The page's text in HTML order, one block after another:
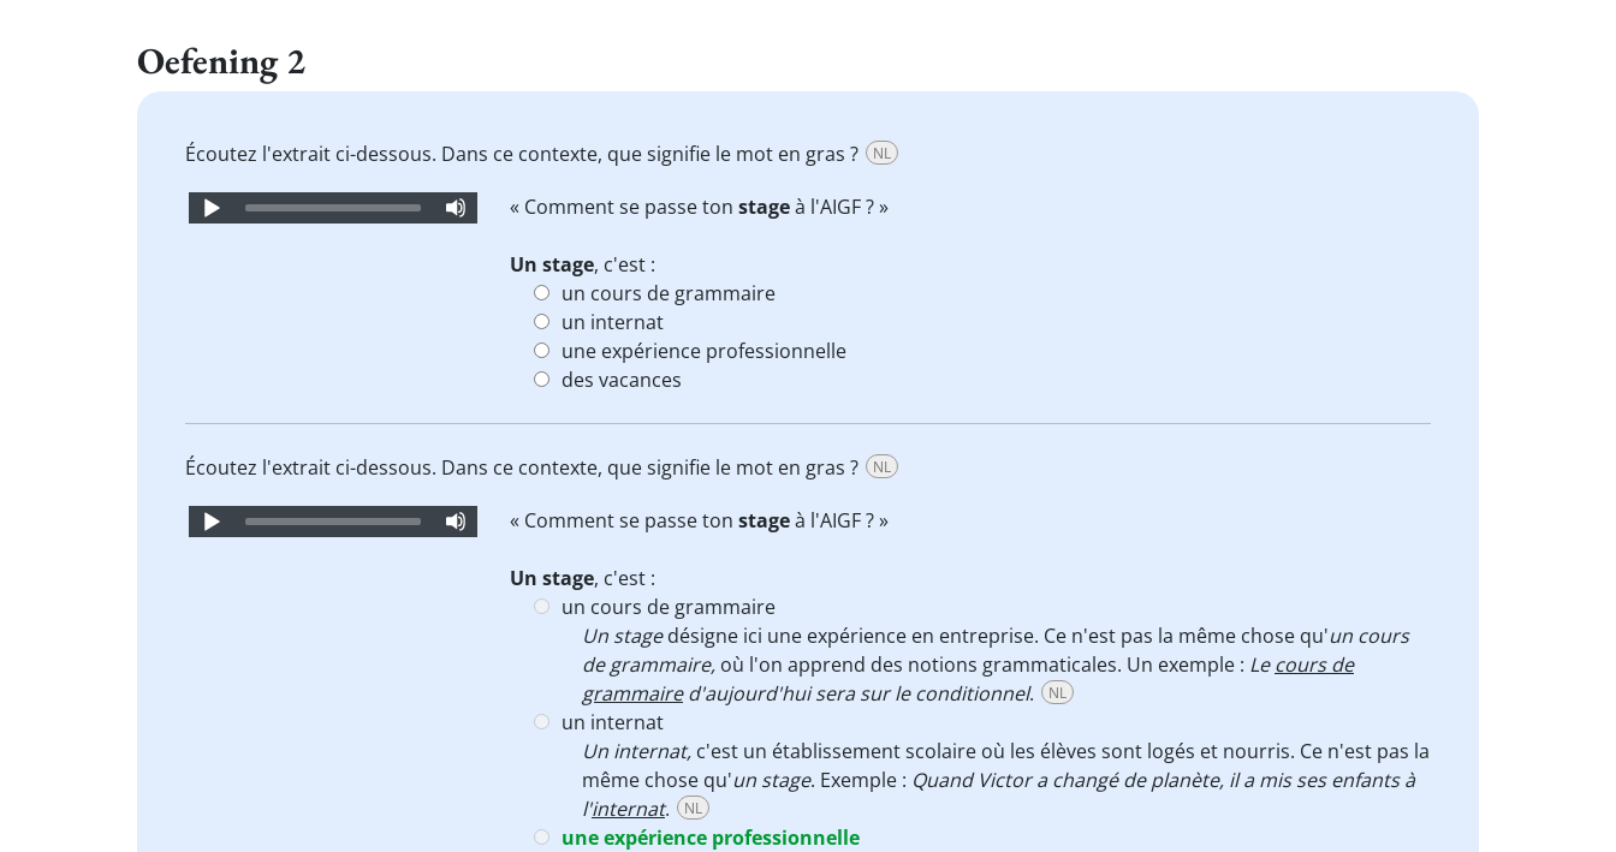
Oefening 2
Écoutez l'extrait ci-dessous. Dans ce contexte, que signifie le mot en gras ? NL
Audio
« Comment se passe ton stageà l'AIGF ? »
Un stage, c'est :
un cours de grammaire
un internat
une expérience professionnelle
des vacances
Écoutez l'extrait ci-dessous. Dans ce contexte, que signifie le mot en gras ? NL
Audio
« Comment se passe ton stageà l'AIGF ? »
Un stage, c'est :
un cours de grammaire
Un stagedésigne ici une expérience en entreprise. Ce n'est pas la même chose qu'un cours
de grammaire, où l'on apprend des notions grammaticales. Un exemple : Lecours de
grammaired'aujourd'hui sera sur le conditionnel. NL
un internat
Un internat, c'est un établissement scolaire où les élèves sont logés et nourris. Ce n'est pas la
même chose qu'un stage. Exemple : Quand Victor a changé de planète, il a mis ses enfants à
l'internat. NL
une expérience professionnelle